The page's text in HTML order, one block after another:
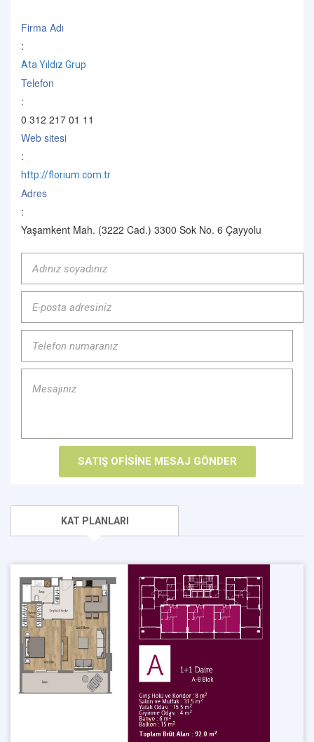
Firma Adı
:
Ata Yıldız Grup
Telefon
:
0 312 217 01 11
Web sitesi
:
http://florium.com.tr
Adres
:
Yaşamkent Mah. (3222 Cad.) 3300 Sok No. 6 Çayyolu
KAT PLANLARI